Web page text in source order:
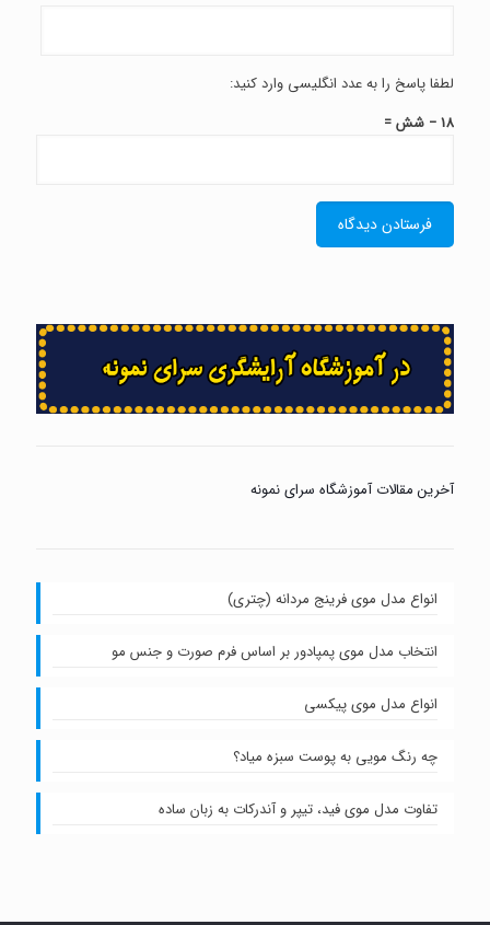
لطفا پاسخ را به عدد انگلیسی وارد کنید:
18 − شش =
آخرین مقالات آموزشگاه سرای نمونه
انواع مدل موی فرینج مردانه (چتری)
انتخاب مدل موی پمپادور بر اساس فرم صورت و جنس مو
انواع مدل موی پیکسی
چه رنگ مویی به پوست سبزه میاد؟
تفاوت مدل موی فید، تیپر و آندرکات به زبان ساده